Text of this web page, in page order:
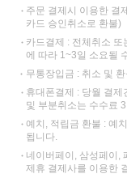
주문 결제시 이용한 결
카드 승인취소로 환불)
카드결제 : 전체취소
에 따라 1~3일 소요될
무통장입금 : 취소 및
휴대폰결제 : 당월 결
및 부분취소는 수수료
예치, 적립금 환불 : 예
됩니다.
네이버페이, 삼성페이,
제휴 결제사를 이용한